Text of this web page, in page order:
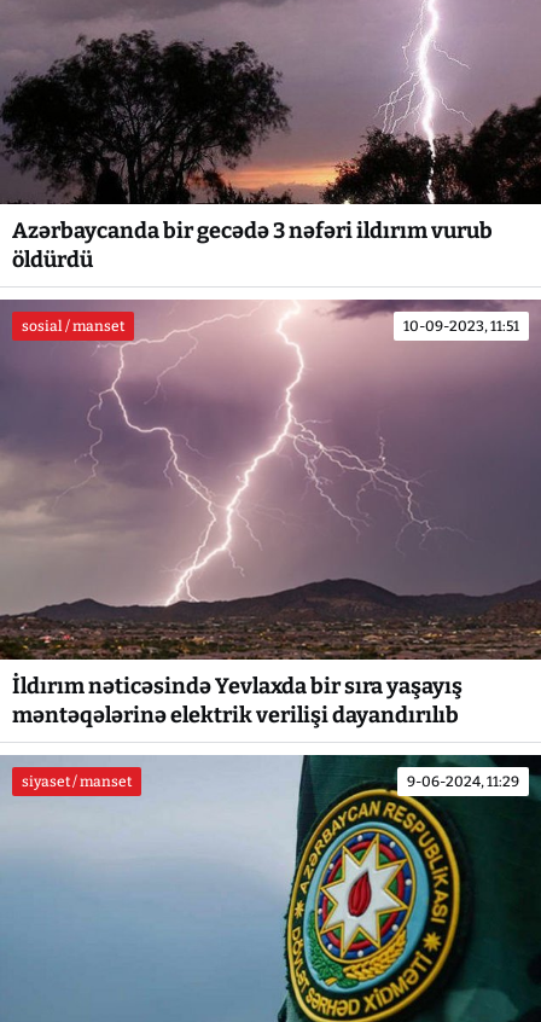
Azərbaycanda bir gecədə 3 nəfəri ildırım vurub
öldürdü
sosial / manset 10-09-2023, 11:51
İldırım nəticəsində Yevlaxda bir sıra yaşayış
məntəqələrinə elektrik verilişi dayandırılıb
siyaset / manset 9-06-2024, 11:29